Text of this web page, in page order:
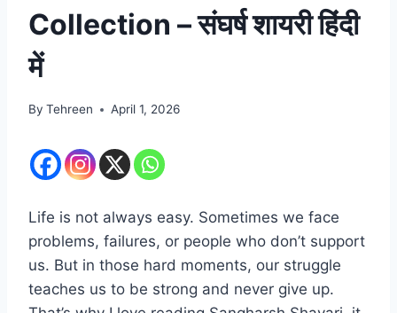
Collection – संघर्ष शायरी हिंदी
में
By Tehreen April 1, 2026
Life is not always easy. Sometimes we face
problems, failures, or people who don’t support
us. But in those hard moments, our struggle
teaches us to be strong and never give up.